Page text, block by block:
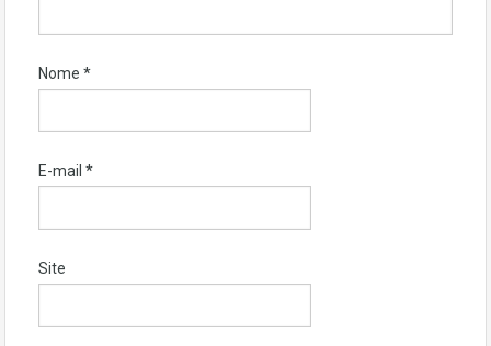
Nome *
E-mail *
Site